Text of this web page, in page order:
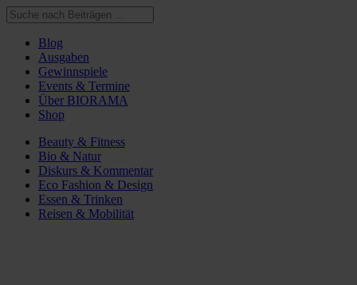
Blog
Ausgaben
Gewinnspiele
Events & Termine
Über BIORAMA
Shop
Beauty & Fitness
Bio & Natur
Diskurs & Kommentar
Eco Fashion & Design
Essen & Trinken
Reisen & Mobilität